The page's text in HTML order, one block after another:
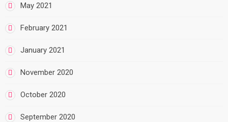
May 2021
February 2021
January 2021
November 2020
October 2020
September 2020